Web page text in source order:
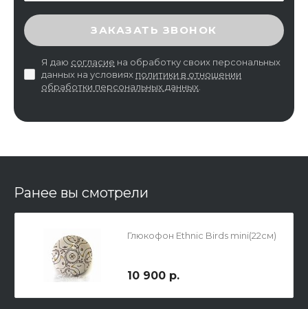
ВВЕДИТЕ ПРОВЕРОЧНЫЙ КОД
ЗАКАЗАТЬ ЗВОНОК
Я даю согласие на обработку своих персональных
данных на условиях политики в отношении
обработки персональных данных
Ранее вы смотрели
Глюкофон Ethnic Birds mini(22см)
10 900 р.